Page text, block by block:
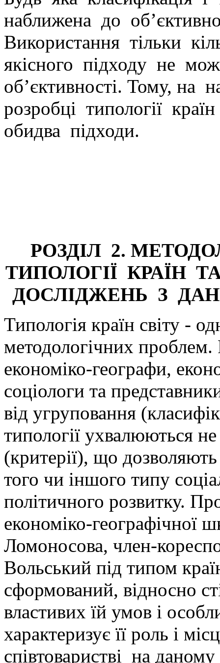
наближена до
Використання тільки
якісного підходу не
об’єктивності. Тому, на
розробці типології
обидва підходи.
РОЗДІЛ 2.
ТИПОЛОГІЇ КРАЇН
ДОСЛІДЖЕНЬ З
Типологія країн світу -
методологічних
економіко-географи,
соціологи та
від угруповання
типології ухвалюються не
(критерії), що
того чи іншого типу
політичного розвитку.
економіко-
Ломоносова, член-
Вольський під типом
сформований, відносно
властивих їй умов і
характеризує її роль і
співтоваристві на